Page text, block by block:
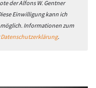
der Alfons W. Gentner
Einwilligung kann ich
Informationen zum
Datenschutzerklärung.